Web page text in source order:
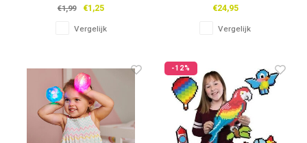
€1,99 €1,25
Vergelijk
€24,95
Vergelijk
-12%